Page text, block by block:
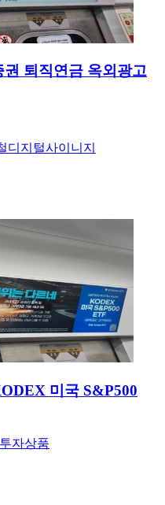
퇴직연금 옥외광고
디지털사이니지
미국 S&P500
투자상품